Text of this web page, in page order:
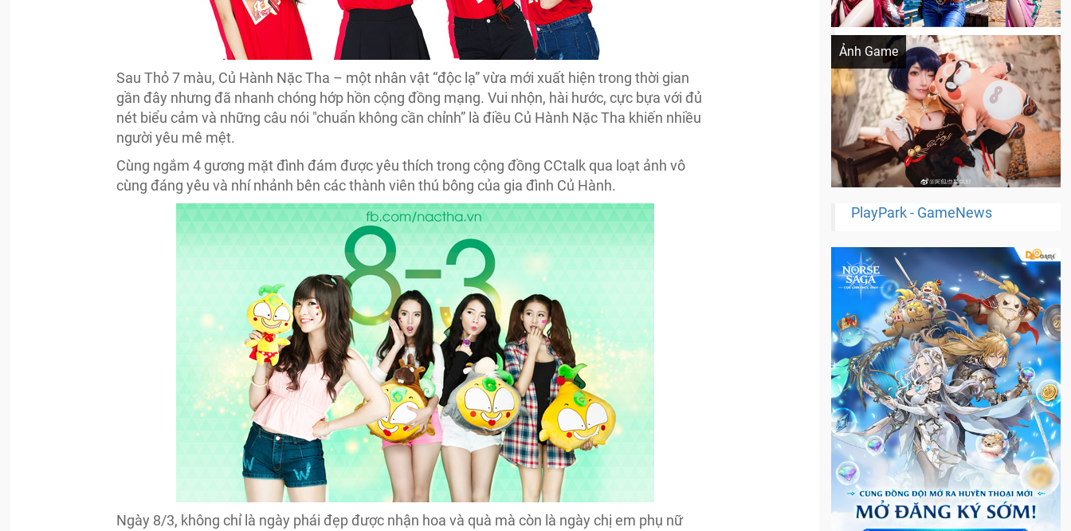
Sau Thỏ 7 màu, Củ Hành Nặc Tha – một nhân vật “độc lạ” vừa mới xuất hiện trong thời gian
gần đây nhưng đã nhanh chóng hớp hồn cộng đồng mạng. Vui nhộn, hài hước, cực bựa với đủ
nét biểu cảm và những câu nói "chuẩn không cần chỉnh” là điều Củ Hành Nặc Tha khiến nhiều
người yêu mê mệt.
Cùng ngắm 4 gương mặt đình đám được yêu thích trong cộng đồng CCtalk qua loạt ảnh vô
cùng đáng yêu và nhí nhảnh bên các thành viên thú bông của gia đình Củ Hành.
Ngày 8/3, không chỉ là ngày phái đẹp được nhận hoa và quà mà còn là ngày chị em phụ nữ
Ảnh Game
Cosplay Xiangling siêu cute
PlayPark - GameNews